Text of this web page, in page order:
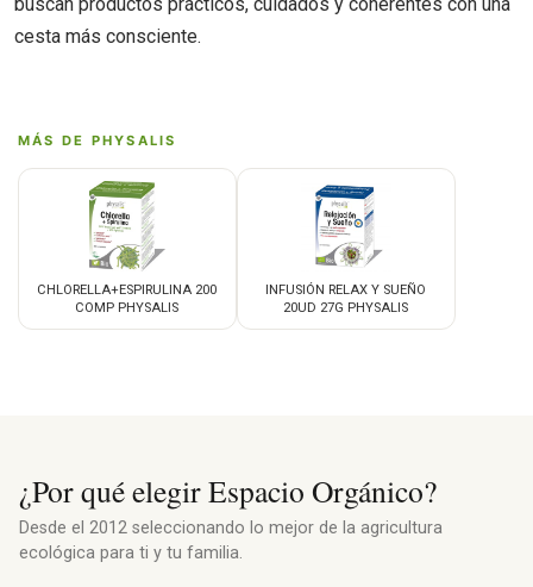
cesta más consciente.
MÁS DE PHYSALIS
CHLORELLA+ESPIRULINA 200
COMP PHYSALIS
INFUSIÓN RELAX Y SUEÑO
20UD 27G PHYSALIS
¿Por qué elegir Espacio Orgánico?
Desde el 2012 seleccionando lo mejor de la agricultura
ecológica para ti y tu familia.